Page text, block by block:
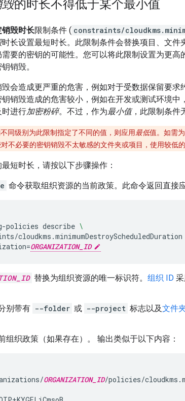
的时长不得低于某个最小值
毁时长限制条件 ( constraints/
时长设置最短时长。此限制条件会替换项目、文件
要的密钥的可能性。您可以将此限制设置为更高
销毁。
会造成更严重的危害，例如对于受数据保留要
销毁造成的危害较小，例如在开发或测试环境
时进行加密粉碎。不过，作为最小值，此限制条件
同级别为此限制指定了不同的值，则应用最低值。如需
不必要的密钥销毁不太敏感的文件夹或项目，使用较低的
最短时长，请按以下步骤操作：
命令获取组织资源的当前政策。此命令返回直接
policies describe \
cloudkms.minimumDestroyScheduledDuration
=ORGANIZATION_ID
替换为组织资源的唯一标识符。 组织 ID
别带有 --folder 或 --project 标志以及文件
组织政策（如果存在）。 输出类似于以下内容：
ORGANIZATION_ID/policies/